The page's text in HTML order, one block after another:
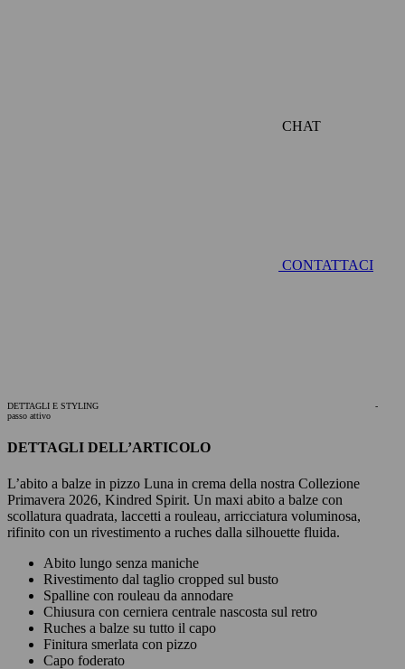
CHAT
CONTATTACI
DETTAGLI E STYLING
-
passo attivo
DETTAGLI DELL’ARTICOLO
L’abito a balze in pizzo Luna in crema della nostra Collezione
Primavera 2026, Kindred Spirit. Un maxi abito a balze con
scollatura quadrata, laccetti a rouleau, arricciatura voluminosa,
rifinito con un rivestimento a ruches dalla silhouette fluida.
Abito lungo senza maniche
Rivestimento dal taglio cropped sul busto
Spalline con rouleau da annodare
Chiusura con cerniera centrale nascosta sul retro
Ruches a balze su tutto il capo
Finitura smerlata con pizzo
Capo foderato